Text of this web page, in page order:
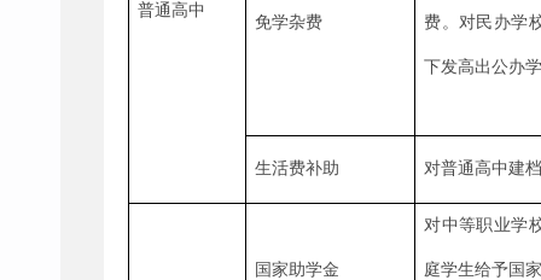
普通高中
免学杂费 费。对民办学
下发高出公办
生活费补助 对普通高中建
国家助学金
对中等职业学
庭学生给予国